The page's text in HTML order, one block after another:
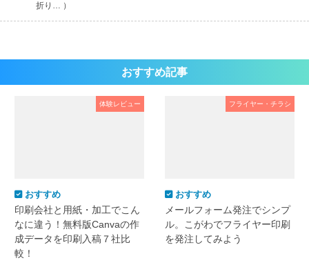
折り… ）
おすすめ記事
体験レビュー
おすすめ
印刷会社と用紙・加工でこん
なに違う！無料版Canvaの作
成データを印刷入稿７社比
較！
フライヤー・チラシ
おすすめ
メールフォーム発注でシンプ
ル。こがわでフライヤー印刷
を発注してみよう